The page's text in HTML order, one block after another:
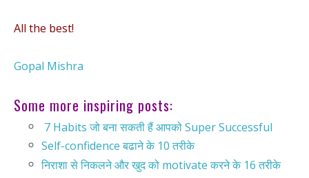
All the best!
Gopal Mishra
Some more inspiring posts:
7 Habits जो बना सकती हैं आपको Super Successful
Self-confidence बढाने के 10 तरीके
निराशा से निकलने और खुद को motivate करने के 16 तरीके